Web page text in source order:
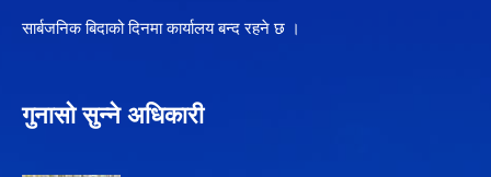
सार्बजनिक बिदाको दिनमा कार्यालय बन्द रहने छ ।
गुनासो सुन्ने अधिकारी